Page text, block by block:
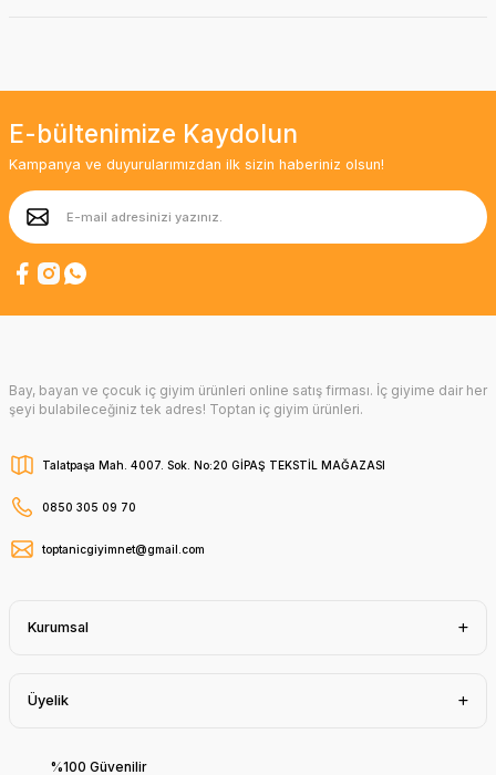
E-bültenimize Kaydolun
Kampanya ve duyurularımızdan ilk sizin haberiniz olsun!
Bay, bayan ve çocuk iç giyim ürünleri online satış firması. İç giyime dair her
şeyi bulabileceğiniz tek adres! Toptan iç giyim ürünleri.
Talatpaşa Mah. 4007. Sok. No:20 GİPAŞ TEKSTİL MAĞAZASI
0850 305 09 70
toptanicgiyimnet@gmail.com
Kurumsal
Üyelik
%100 Güvenilir